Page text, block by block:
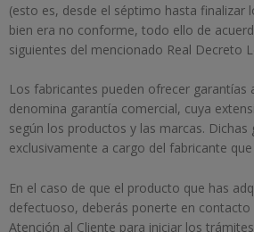
(esto es, desde el séptimo hasta finalizar
bien era no conforme, todo ello de
siguientes del mencionado Real Decreto
Los fabricantes pueden ofrecer garantías
denomina garantía comercial, cuya
según los productos y las marcas. Dichas
exclusivamente a cargo del fabricante
En el caso de que el producto que has
defectuoso, deberás ponerte en
Atención al Cliente para iniciar los